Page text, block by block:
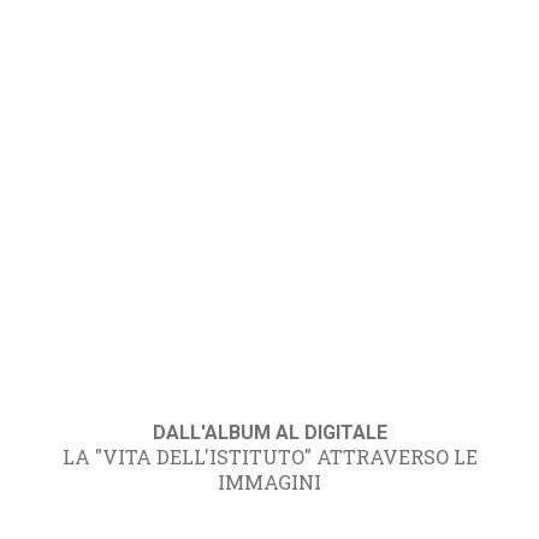
DALL'ALBUM AL DIGITALE
LA "VITA DELL'ISTITUTO" ATTRAVERSO LE
IMMAGINI